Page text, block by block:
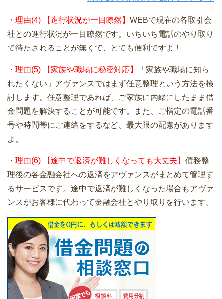
・理由(4) 【進行状況が一目瞭然】 WEBで現在の各取引会
社との進行状況が一目瞭然です。いちいち電話のやり取り
で待たされることが無くて、とても便利ですよ！
・理由(5) 【家族や職場に秘密対応】
「家族や職場に知ら
れたくない」アヴァンスではまず任意整理という方法を検
討します。任意整理であれば、ご家族に内緒にしたまま借
金問題を解決することが可能です。また、ご指定の電話番
号や時間帯にご連絡をするなど、最大限の配慮があります
よ。
・理由(6) 【途中で返済が難しくなっても大丈夫】 債務整
理後の各金融会社への返済をアヴァンスがまとめて管理す
るサービスです。途中で返済が難しくなった場合もアヴァ
ンスがお客様に代わって金融会社とやり取りを行います。